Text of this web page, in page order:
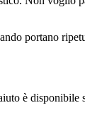
portano
è disponibile